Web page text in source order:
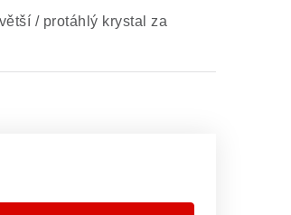
/ protáhlý krystal za